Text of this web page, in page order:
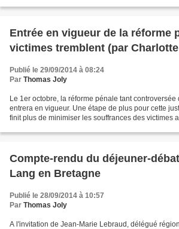
Entrée en vigueur de la réforme
victimes tremblent (par
Publié le 29/09/2014 à 08:24
Par Thomas Joly
Le 1er octobre, la réforme pénale tant
entrera en vigueur. Une étape de plus pour cette
finit plus de minimiser les souffrances des victimes
Compte-rendu du déjeuner-
Lang en Bretagne
Publié le 28/09/2014 à 10:57
Par Thomas Joly
A l'invitation de Jean-Marie Lebraud, délégué